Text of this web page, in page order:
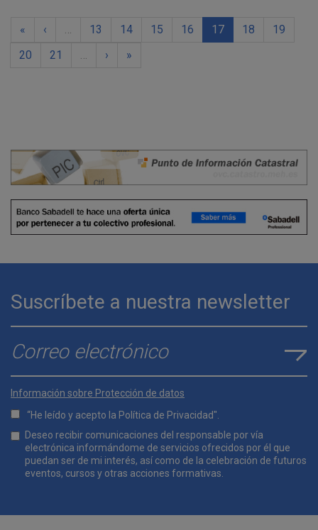
« ‹ … 13 14 15 16 17 18
19
20
21 … › »
Suscríbete a nuestra newsletter
E-mail*
Información sobre Protección de datos
“He leído y acepto la Política de Privacidad".
Lopd*
Deseo recibir comunicaciones del responsable por vía
electrónica informándome de servicios ofrecidos por él que
puedan ser de mi interés, así como de la celebración de futuros
eventos, cursos y otras acciones formativas.